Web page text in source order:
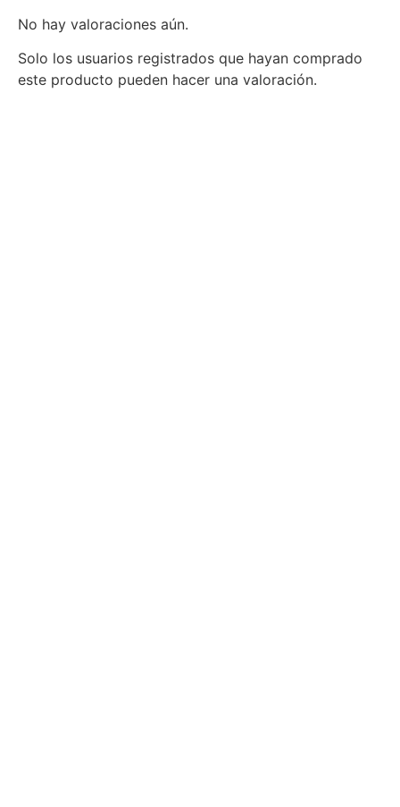
No hay valoraciones aún.
Solo los usuarios registrados que hayan comprado
este producto pueden hacer una valoración.